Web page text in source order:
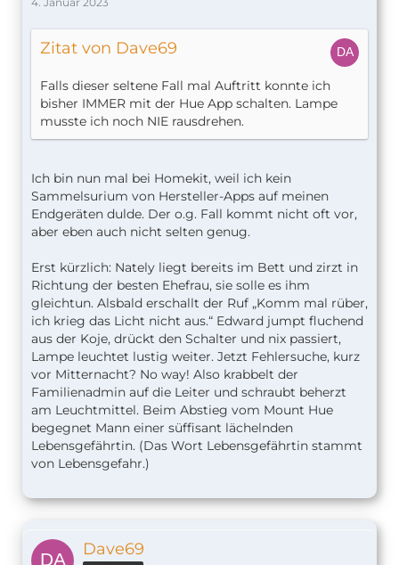
Zitat von Dave69
Falls dieser seltene Fall mal Auftritt konnte ich
bisher IMMER mit der Hue App schalten. Lampe
musste ich noch NIE rausdrehen.
Ich bin nun mal bei Homekit, weil ich kein
Sammelsurium von Hersteller-Apps auf meinen
Endgeräten dulde. Der o.g. Fall kommt nicht oft vor,
aber eben auch nicht selten genug.
Erst kürzlich: Nately liegt bereits im Bett und zirzt in
Richtung der besten Ehefrau, sie solle es ihm
gleichtun. Alsbald erschallt der Ruf „Komm mal rüber,
ich krieg das Licht nicht aus.“ Edward jumpt fluchend
aus der Koje, drückt den Schalter und nix passiert,
Lampe leuchtet lustig weiter. Jetzt Fehlersuche, kurz
vor Mitternacht? No way! Also krabbelt der
Familienadmin auf die Leiter und schraubt beherzt
am Leuchtmittel. Beim Abstieg vom Mount Hue
begegnet Mann einer süffisant lächelnden
Lebensgefährtin. (Das Wort Lebensgefährtin stammt
von Lebensgefahr.)
Dave69